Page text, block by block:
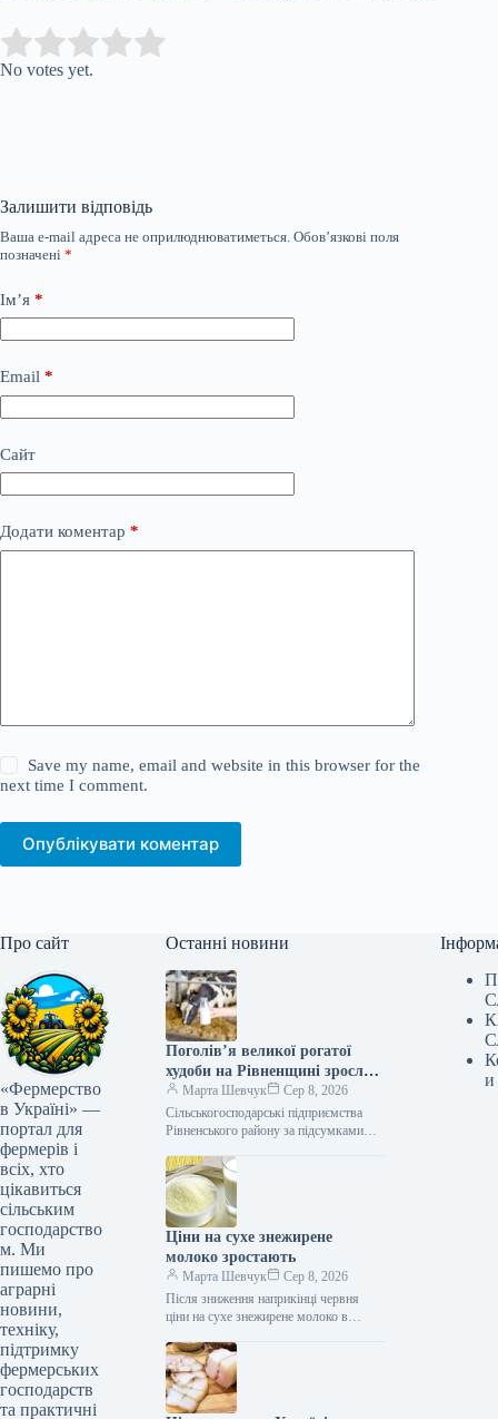
Rate this item:
No votes yet.
Залишити відповідь
Ваша e-mail адреса не оприлюднюватиметься. Обов’язкові поля
позначені *
Ім’я *
Email *
Сайт
Додати коментар *
Save my name, email and website in this browser for the
next time I comment.
Опублікувати коментар
Про сайт
«Фермерство
в Україні» —
портал для
фермерів і
всіх, хто
цікавиться
сільським
господарство
м. Ми
пишемо про
аграрні
новини,
техніку,
підтримку
фермерських
господарств
та практичні
Останні новини
Поголів’я великої рогатої
худоби на Рівненщині зросло
на 18%
Марта Шевчук
Сер 8, 2026
Сільськогосподарські підприємства
Рівненського району за підсумками
основні показники у галузі
тваринництва. За п’ять місяців…
Ціни на сухе знежирене
молоко зростають
Марта Шевчук
Сер 8, 2026
Після зниження наприкінці червня
ціни на сухе знежирене молоко в
дало змогу українським експортерам
повернутися до…
и